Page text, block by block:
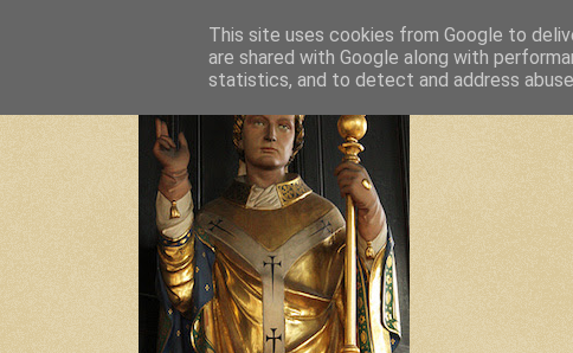
This site uses cookies from Google to
are shared with Google along with
statistics, and to detect and address